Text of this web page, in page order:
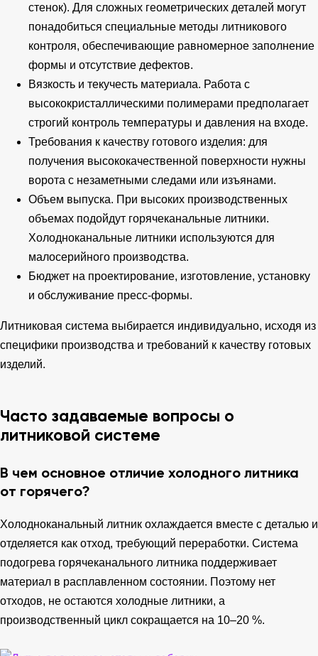
стенок). Для сложных геометрических деталей могут
понадобиться специальные методы литникового
контроля, обеспечивающие равномерное заполнение
формы и отсутствие дефектов.
Вязкость и текучесть материала. Работа с
высококристаллическими полимерами предполагает
строгий контроль температуры и давления на входе.
Требования к качеству готового изделия: для
получения высококачественной поверхности нужны
ворота с незаметными следами или изъянами.
Объем выпуска. При высоких производственных
объемах подойдут горячеканальные литники.
Холодноканальные литники используются для
малосерийного производства.
Бюджет на проектирование, изготовление, установку
и обслуживание пресс-формы.
Литниковая система выбирается индивидуально, исходя из
специфики производства и требований к качеству готовых
изделий.
Часто задаваемые вопросы о
литниковой системе
В чем основное отличие холодного литника
от горячего?
Холодноканальный литник охлаждается вместе с деталью и
отделяется как отход, требующий переработки. Система
подогрева горячеканального литника поддерживает
материал в расплавленном состоянии. Поэтому нет
отходов, не остаются холодные литники, а
производственный цикл сокращается на 10–20 %.